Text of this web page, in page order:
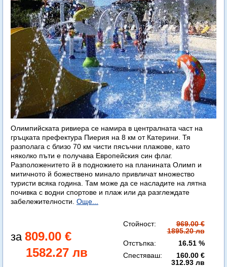
Олимпийската ривиера се намира в централната част на
гръцката префектура Пиерия на 8 км от Катерини. Тя
разполага с близо 70 км чисти пясъчни плажове, като
няколко пъти е получава Европейския син флаг.
Разположенитето й в подножието на планината Олимп и
митичното й божествено минало привличат множество
туристи всяка година. Там може да се насладите на лятна
почивка с водни спортове и плаж или да разглеждате
забележителности. Още...
809.00 €
1582.27 лв
Стойност:
969.00 €
1895.20 лв
Отстъпка:
16.51 %
Спестяваш:
160.00 €
312.93 лв